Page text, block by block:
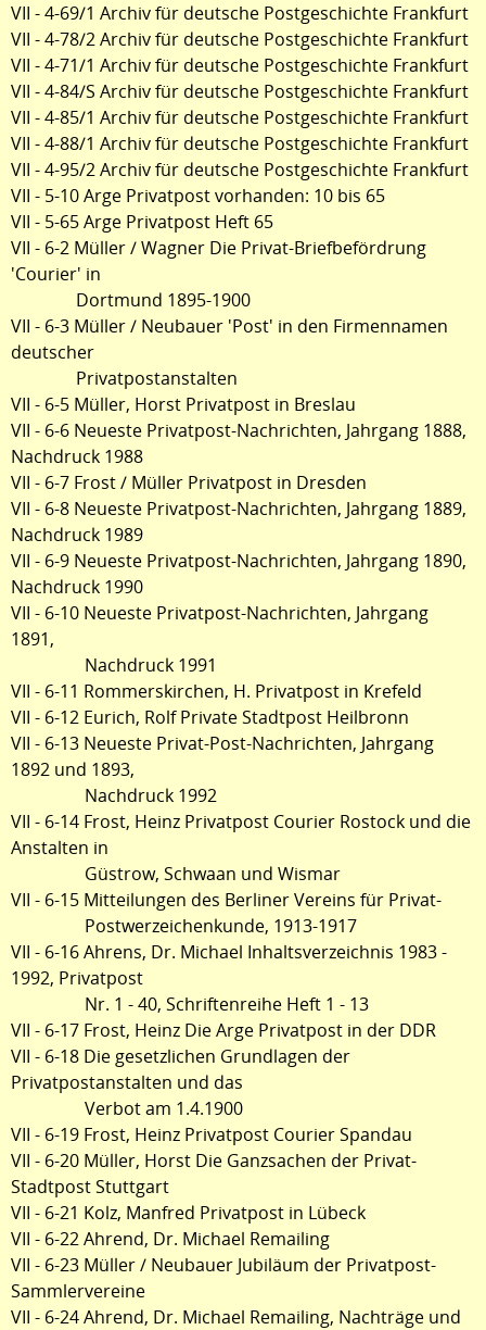
VII - 4-69/1 Archiv für deutsche Postgeschichte Frankfurt
VII - 4-78/2 Archiv für deutsche Postgeschichte Frankfurt
VII - 4-71/1 Archiv für deutsche Postgeschichte Frankfurt
VII - 4-84/S Archiv für deutsche Postgeschichte Frankfurt
VII - 4-85/1 Archiv für deutsche Postgeschichte Frankfurt
VII - 4-88/1 Archiv für deutsche Postgeschichte Frankfurt
VII - 4-95/2 Archiv für deutsche Postgeschichte Frankfurt
VII - 5-10 Arge Privatpost vorhanden: 10 bis 65
VII - 5-65 Arge Privatpost Heft 65
VII - 6-2 Müller / Wagner Die Privat-Briefbefördrung
'Courier' in
Dortmund 1895-1900
VII - 6-3 Müller / Neubauer 'Post' in den Firmennamen
deutscher
Privatpostanstalten
VII - 6-5 Müller, Horst Privatpost in Breslau
VII - 6-6 Neueste Privatpost-Nachrichten, Jahrgang 1888,
Nachdruck 1988
VII - 6-7 Frost / Müller Privatpost in Dresden
VII - 6-8 Neueste Privatpost-Nachrichten, Jahrgang 1889,
Nachdruck 1989
VII - 6-9 Neueste Privatpost-Nachrichten, Jahrgang 1890,
Nachdruck 1990
VII - 6-10 Neueste Privatpost-Nachrichten, Jahrgang
1891,
Nachdruck 1991
VII - 6-11 Rommerskirchen, H. Privatpost in Krefeld
VII - 6-12 Eurich, Rolf Private Stadtpost Heilbronn
VII - 6-13 Neueste Privat-Post-Nachrichten, Jahrgang
1892 und 1893,
Nachdruck 1992
VII - 6-14 Frost, Heinz Privatpost Courier Rostock und die
Anstalten in
Güstrow, Schwaan und Wismar
VII - 6-15 Mitteilungen des Berliner Vereins für Privat-
Postwerzeichenkunde, 1913-1917
VII - 6-16 Ahrens, Dr. Michael Inhaltsverzeichnis 1983 -
1992, Privatpost
Nr. 1 - 40, Schriftenreihe Heft 1 - 13
VII - 6-17 Frost, Heinz Die Arge Privatpost in der DDR
VII - 6-18 Die gesetzlichen Grundlagen der
Privatpostanstalten und das
Verbot am 1.4.1900
VII - 6-19 Frost, Heinz Privatpost Courier Spandau
VII - 6-20 Müller, Horst Die Ganzsachen der Privat-
Stadtpost Stuttgart
VII - 6-21 Kolz, Manfred Privatpost in Lübeck
VII - 6-22 Ahrend, Dr. Michael Remailing
VII - 6-23 Müller / Neubauer Jubiläum der Privatpost-
Sammlervereine
VII - 6-24 Ahrend, Dr. Michael Remailing, Nachträge und